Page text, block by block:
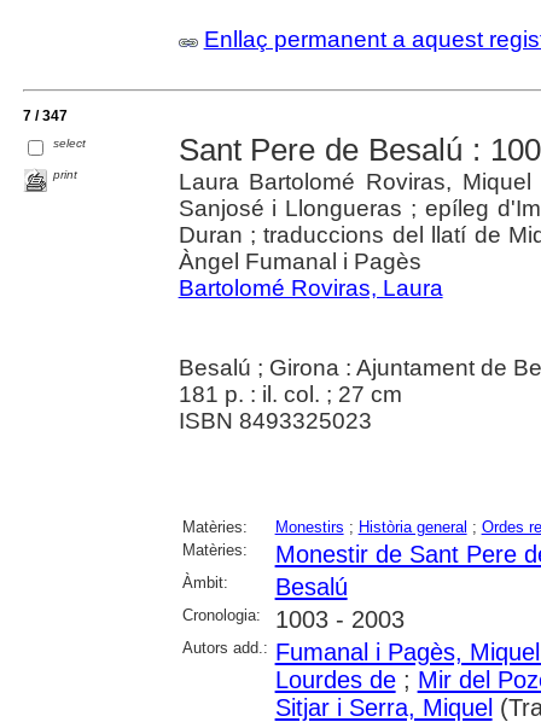
Enllaç permanent a aquest
7 / 347
select
print
Sant Pere de Besalú :
Laura Bartolomé Roviras,
Sanjosé i Llongueras ; epíleg
Duran ; traduccions del llatí de
Àngel Fumanal i Pagès
Bartolomé Roviras, Laura
Besalú ; Girona : Ajuntament de
181 p. : il. col. ; 27 cm
ISBN 8493325023
Matèries: Monestirs ; Història general ; Ordes
Matèries:
Monestir de Sant Pere
Àmbit: Besalú
Cronologia: 1003 - 2003
Autors add.: Fumanal i Pagès,
Lourdes de; Mir del
Sitjar i Serra, Miquel